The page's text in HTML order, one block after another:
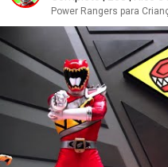
Power Rangers para